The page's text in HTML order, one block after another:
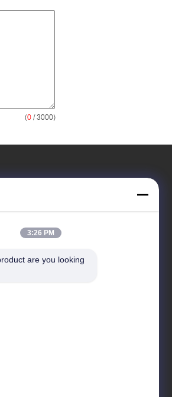
(0 / 3000)
3:26 PM
are you looking